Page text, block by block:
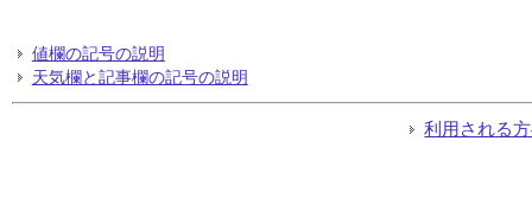
値欄の記号の説明
天気欄と記事欄の記号の説明
利用される